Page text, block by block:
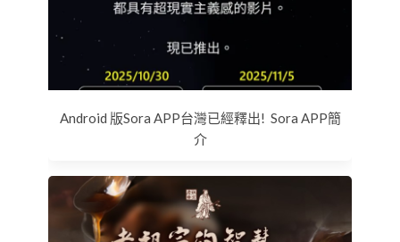
Android 版Sora APP台灣已經釋出! Sora APP簡
介